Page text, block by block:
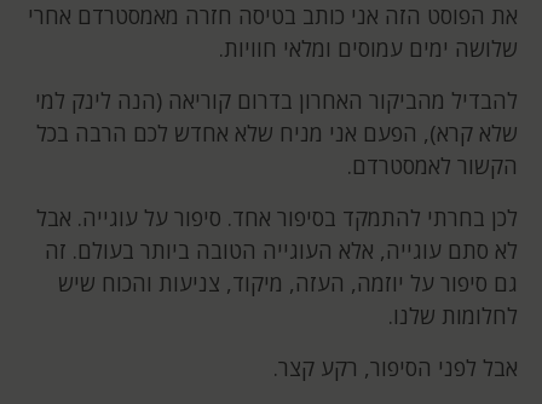
את הפוסט הזה אני כותב בטיסה חזרה מאמסטרדם אחרי
שלושה ימים עמוסים ומלאי חוויות.
להבדיל מהביקור האחרון בדרום קוריאה (הנה לינק למי
שלא קרא), הפעם אני מניח שלא אחדש לכם הרבה בכל
הקשור לאמסטרדם.
לכן בחרתי להתמקד בסיפור אחד. סיפור על עוגייה. אבל
לא סתם עוגייה, אלא העוגייה הטובה ביותר בעולם. זה
גם סיפור על יוזמה, העזה, מיקוד, צניעות והכוח שיש
לחלומות שלנו.
אבל לפני הסיפור, רקע קצר.